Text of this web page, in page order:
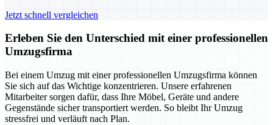
Jetzt schnell vergleichen
Erleben Sie den Unterschied mit einer professionellen
Umzugsfirma
Bei einem Umzug mit einer professionellen Umzugsfirma können
Sie sich auf das Wichtige konzentrieren. Unsere erfahrenen
Mitarbeiter sorgen dafür, dass Ihre Möbel, Geräte und andere
Gegenstände sicher transportiert werden. So bleibt Ihr Umzug
stressfrei und verläuft nach Plan.